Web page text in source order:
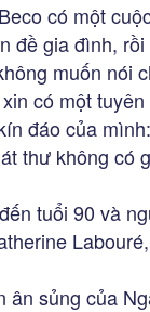
có một
đề gia đình,
muốn nói
có một
đáo của
thư không có
tuổi 90 và
ân sủng của